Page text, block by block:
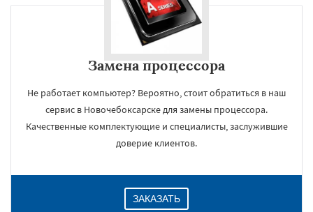
Замена процессора
Не работает компьютер? Вероятно, стоит обратиться в наш
сервис в Новочебоксарске для замены процессора.
Качественные комплектующие и специалисты, заслужившие
доверие клиентов.
ЗАКАЗАТЬ